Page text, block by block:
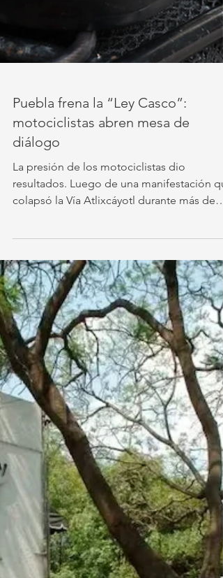
diálogo
La presión de los motociclistas dio
resultados. Luego de una manifestación
colapsó la Vía Atlixcáyotl durante más de
cuatro horas